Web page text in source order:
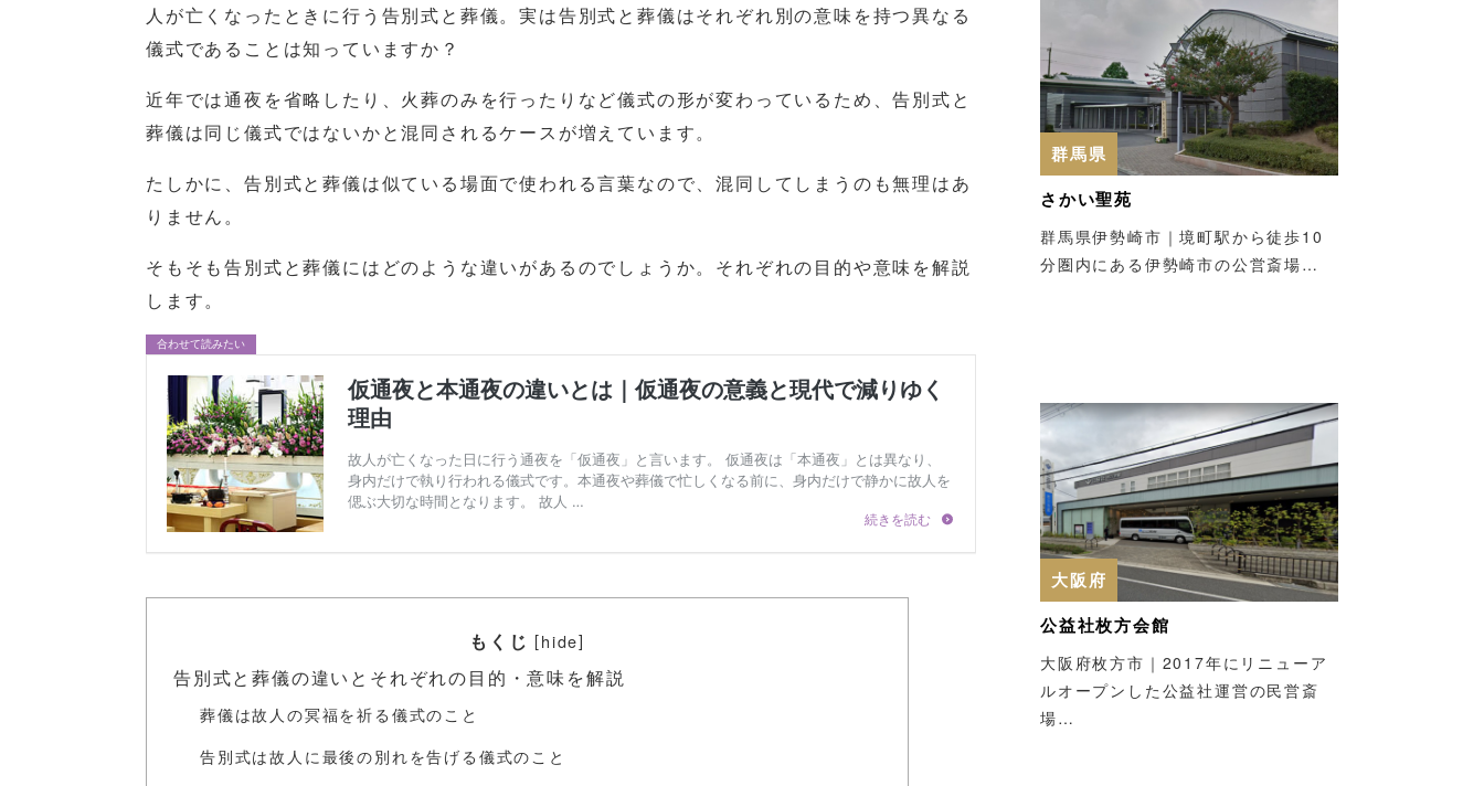
人が亡くなったときに行う告別式と葬儀。実は告別式と葬儀はそれぞれ別の意味を持つ異なる
儀式であることは知っていますか？
近年では通夜を省略したり、火葬のみを行ったりなど儀式の形が変わっているため、告別式と
葬儀は同じ儀式ではないかと混同されるケースが増えています。
たしかに、告別式と葬儀は似ている場面で使われる言葉なので、混同してしまうのも無理はあ
りません。
そもそも告別式と葬儀にはどのような違いがあるのでしょうか。それぞれの目的や意味を解説
します。
もくじ [hide]
告別式と葬儀の違いとそれぞれの目的・意味を解説
葬儀は故人の冥福を祈る儀式のこと
告別式は故人に最後の別れを告げる儀式のこと
群馬県
さかい聖苑
群馬県伊勢崎市｜境町駅から徒歩10
分圏内にある伊勢崎市の公営斎場…
大阪府
公益社枚方会館
大阪府枚方市｜2017年にリニューア
ルオープンした公益社運営の民営斎
場…